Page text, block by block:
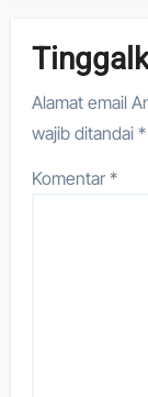
Alamat email
wajib ditandai*
Komentar*